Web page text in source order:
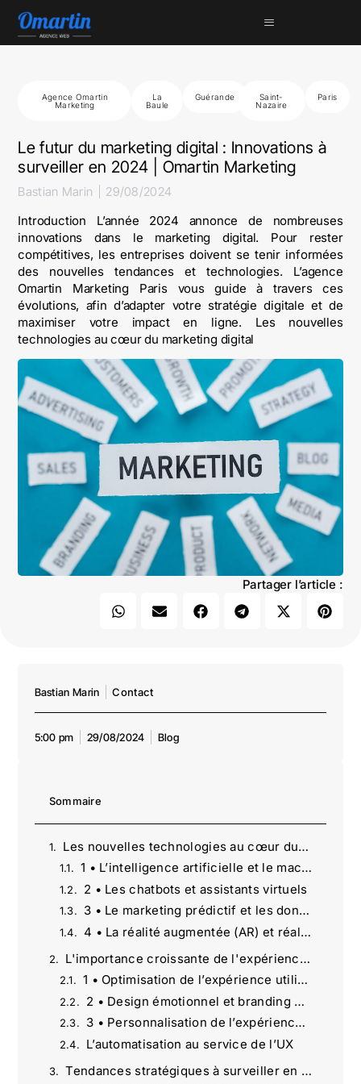
Agence Omartin
Marketing
La
Baule
Guérande
Saint-
Nazaire
Paris
Le futur du marketing digital : Innovations à
surveiller en 2024 | Omartin Marketing
Bastian Marin
29/08/2024
Introduction L’année 2024 annonce de nombreuses
innovations dans le marketing digital. Pour rester
compétitives, les entreprises doivent se tenir informées
des nouvelles tendances et technologies. L’agence
Omartin Marketing Paris vous guide à travers ces
évolutions, afin d’adapter votre stratégie digitale et de
maximiser votre impact en ligne. Les nouvelles
technologies au cœur du marketing digital
Partager l’article :
Bastian Marin Contact
5:00 pm 29/08/2024 Blog
Sommaire
Les nouvelles technologies au cœur du marketing digital
1 • L’intelligence artificielle et le machine learning
2 • Les chatbots et assistants virtuels
3 • Le marketing prédictif et les données
4 • La réalité augmentée (AR) et réalité virtuelle (VR)
L'importance croissante de l'expérience utilisateur (UX)
1 • Optimisation de l’expérience utilisateur multicanale
2 • Design émotionnel et branding digital
3 • Personnalisation de l’expérience client
L’automatisation au service de l’UX
Tendances stratégiques à surveiller en 2024